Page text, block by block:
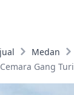
Medan
Gang Turi